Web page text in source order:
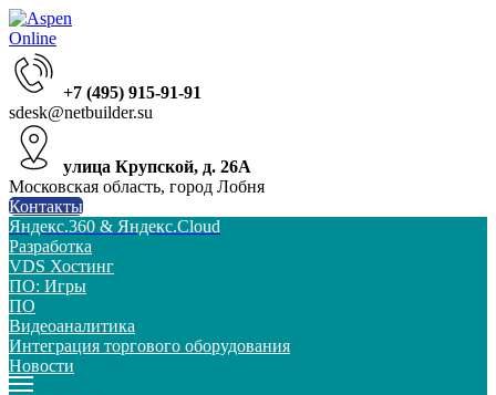
+7 (495) 915-91-91
sdesk@netbuilder.su
улица Крупской, д. 26А
Московская область, город Лобня
Контакты
Яндекс.360 & Яндекс.Cloud
Разработка
VDS Хостинг
ПО: Игры
ПО
Видеоаналитика
Интеграция торгового оборудования
Новости